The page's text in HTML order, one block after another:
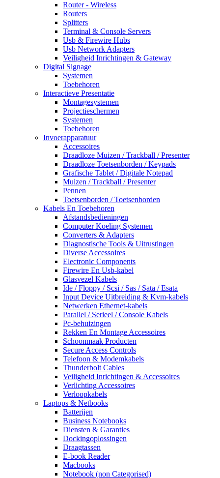
Router - Wireless
Routers
Splitters
Terminal & Console Servers
Usb & Firewire Hubs
Usb Network Adapters
Veiligheid Inrichtingen & Gateway
Digital Signage
Systemen
Toebehoren
Interactieve Presentatie
Montagesystemen
Projectieschermen
Systemen
Toebehoren
Invoerapparatuur
Accessoires
Draadloze Muizen / Trackball / Presenter
Draadloze Toetsenborden / Keypads
Grafische Tablet / Digitale Notepad
Muizen / Trackball / Presenter
Pennen
Toetsenborden / Toetsenborden
Kabels En Toebehoren
Afstandsbedieningen
Computer Koeling Systemen
Converters & Adapters
Diagnostische Tools & Uitrustingen
Diverse Accessoires
Electronic Components
Firewire En Usb-kabel
Glasvezel Kabels
Ide / Floppy / Scsi / Sas / Sata / Esata
Input Device Uitbreiding & Kvm-kabels
Netwerken Ethernet-kabels
Parallel / Serieel / Console Kabels
Pc-behuizingen
Rekken En Montage Accessoires
Schoonmaak Producten
Secure Access Controls
Telefoon & Modemkabels
Thunderbolt Cables
Veiligheid Inrichtingen & Accessoires
Verlichting Accessoires
Verloopkabels
Laptops & Netbooks
Batterijen
Business Notebooks
Diensten & Garanties
Dockingoplossingen
Draagtassen
E-book Reader
Macbooks
Notebook (non Categorised)